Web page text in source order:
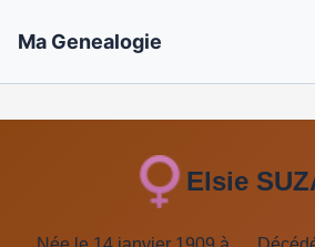
Ma Genealogie
Elsie